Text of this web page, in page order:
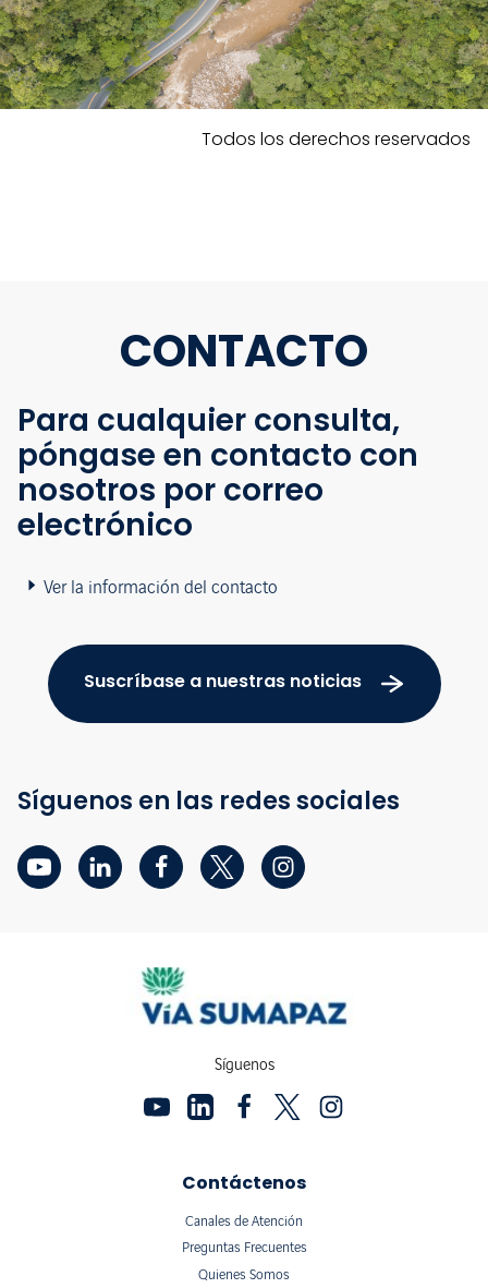
Todos los derechos reservados
CONTACTO
Para cualquier consulta,
póngase en contacto con
nosotros por correo
electrónico
Ver la información del contacto
Suscríbase a nuestras noticias
Síguenos en las redes sociales
Síguenos
Contáctenos
Canales de Atención
Preguntas Frecuentes
Quienes Somos